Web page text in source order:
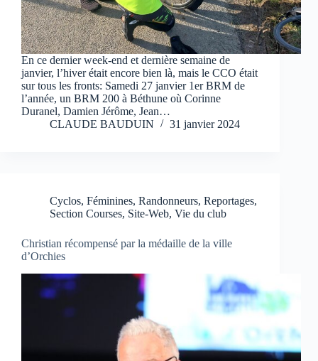
En ce dernier week-end et dernière semaine de
janvier, l’hiver était encore bien là, mais le CCO était
sur tous les fronts: Samedi 27 janvier 1er BRM de
l’année, un BRM 200 à Béthune où Corinne
Duranel, Damien Jérôme, Jean…
CLAUDE BAUDUIN
31 janvier 2024
Cyclos, Féminines, Randonneurs, Reportages,
Section Courses, Site-Web, Vie du club
Christian récompensé par la médaille de la ville
d’Orchies